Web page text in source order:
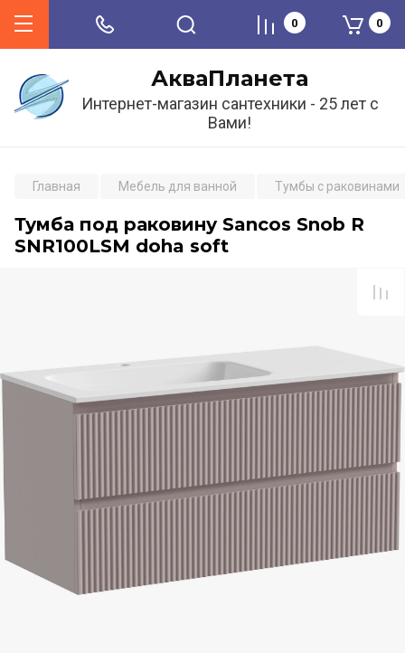
АкваПланета
Интернет-магазин сантехники - 25 лет с
Вами!
0 0
Главная Мебель для ванной Тумбы с раковинами
Тумба под раковину Sancos Snob R
SNR100LSM doha soft